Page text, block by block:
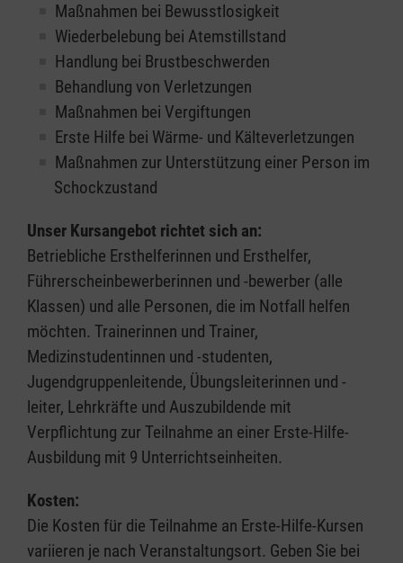
Maßnahmen bei Bewusstlosigkeit
Wiederbelebung bei Atemstillstand
Handlung bei Brustbeschwerden
Behandlung von Verletzungen
Maßnahmen bei Vergiftungen
Erste Hilfe bei Wärme- und Kälteverletzungen
Maßnahmen zur Unterstützung einer Person im
Schockzustand
Unser Kursangebot richtet sich an:
Betriebliche Ersthelferinnen und Ersthelfer,
Führerscheinbewerberinnen und -bewerber (alle
Klassen) und alle Personen, die im Notfall helfen
möchten. Trainerinnen und Trainer,
Medizinstudentinnen und -studenten,
Jugendgruppenleitende, Übungsleiterinnen und -
leiter, Lehrkräfte und Auszubildende mit
Verpflichtung zur Teilnahme an einer Erste-Hilfe-
Ausbildung mit 9 Unterrichtseinheiten.
Kosten:
Die Kosten für die Teilnahme an Erste-Hilfe-Kursen
variieren je nach Veranstaltungsort. Geben Sie bei